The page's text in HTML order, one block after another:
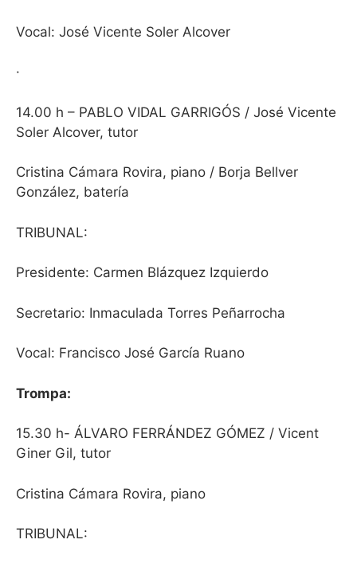
Vocal: José Vicente Soler Alcover
·
14.00 h – PABLO VIDAL GARRIGÓS / José Vicente
Soler Alcover, tutor
Cristina Cámara Rovira, piano / Borja Bellver
González, batería
TRIBUNAL:
Presidente: Carmen Blázquez Izquierdo
Secretario: Inmaculada Torres Peñarrocha
Vocal: Francisco José García Ruano
Trompa:
15.30 h- ÁLVARO FERRÁNDEZ GÓMEZ / Vicent
Giner Gil, tutor
Cristina Cámara Rovira, piano
TRIBUNAL: